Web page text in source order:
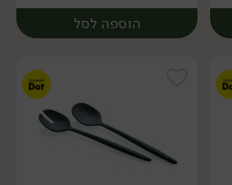
הוספה לסל